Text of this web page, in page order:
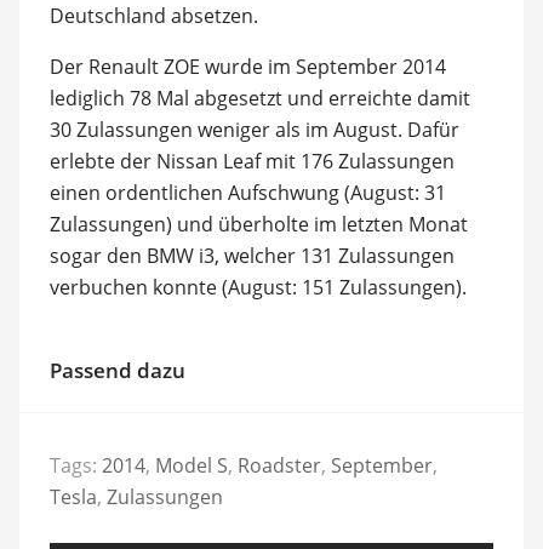
Deutschland absetzen.
Der Renault ZOE wurde im September 2014
lediglich 78 Mal abgesetzt und erreichte damit
30 Zulassungen weniger als im August. Dafür
erlebte der Nissan Leaf mit 176 Zulassungen
einen ordentlichen Aufschwung (August: 31
Zulassungen) und überholte im letzten Monat
sogar den BMW i3, welcher 131 Zulassungen
verbuchen konnte (August: 151 Zulassungen).
Passend dazu
Tags: 2014, Model S, Roadster, September,
Tesla, Zulassungen